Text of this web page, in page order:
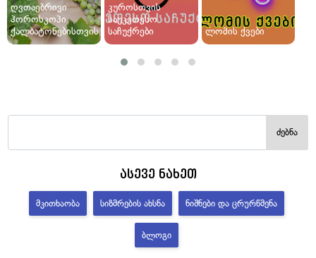
ღვთაებრივი
ჰოროსკოპი
ქალბატონებისთვის
კუროსთვის
საუკეთესო
საჩუქრები
ლომის ქვები
ძებნა
ასევე ნახეთ
ᲛᲙᲘᲗᲮᲐᲝᲑᲐ ᲡᲘᲖᲛᲠᲔᲑᲘᲡ ᲐᲮᲡᲜᲐ ᲜᲘᲨᲜᲔᲑᲘ ᲓᲐ ᲪᲠᲣᲠᲬᲛᲔᲜᲐ
ᲑᲚᲝᲒᲘ